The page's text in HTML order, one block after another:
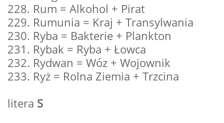
228. Rum = Alkohol + Pirat
229. Rumunia = Kraj + Transylwania
230. Ryba = Bakterie + Plankton
231. Rybak = Ryba + Łowca
232. Rydwan = Wóz + Wojownik
233. Ryż = Rolna Ziemia + Trzcina
litera S